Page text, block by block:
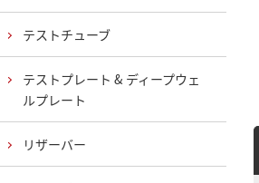
テストチューブ
テストプレート & ディープウェ
ルプレート
リザーバー